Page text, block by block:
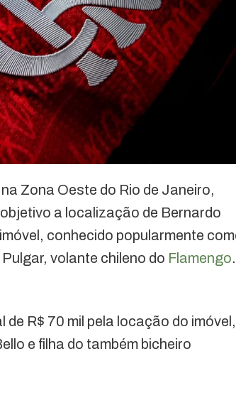
Zona Oeste do Rio de Janeiro,
a localização de Bernardo
conhecido popularmente
volante chileno do Flamengo.
R$ 70 mil pela locação do imóvel,
e filha do também bicheiro